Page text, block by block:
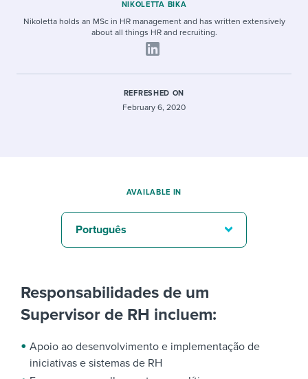
NIKOLETTA BIKA
Nikoletta holds an MSc in HR management and has written extensively
about all things HR and recruiting.
REFRESHED ON
February 6, 2020
Responsabilidades de um
Supervisor de RH incluem:
Apoio ao desenvolvimento e implementação de
iniciativas e sistemas de RH
AVAILABLE IN
Português